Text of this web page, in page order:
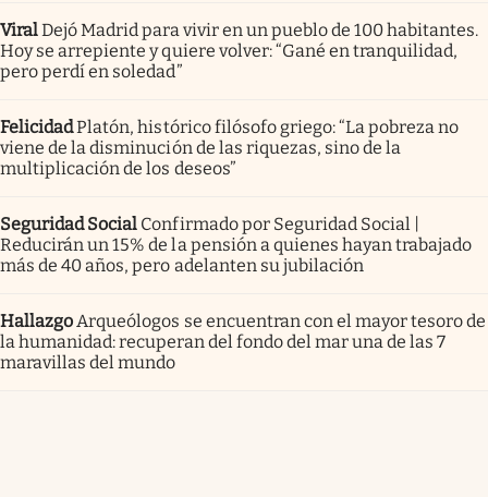
ViralDejó Madrid para vivir en un pueblo de 100 habitantes.
Hoy se arrepiente y quiere volver: “Gané en tranquilidad,
pero perdí en soledad”
FelicidadPlatón, histórico filósofo griego: “La pobreza no
viene de la disminución de las riquezas, sino de la
multiplicación de los deseos”
Seguridad Social Confirmado por Seguridad Social |
Reducirán un 15% de la pensión a quienes hayan trabajado
más de 40 años, pero adelanten su jubilación
Hallazgo Arqueólogos se encuentran con el mayor tesoro de
la humanidad: recuperan del fondo del mar una de las 7
maravillas del mundo